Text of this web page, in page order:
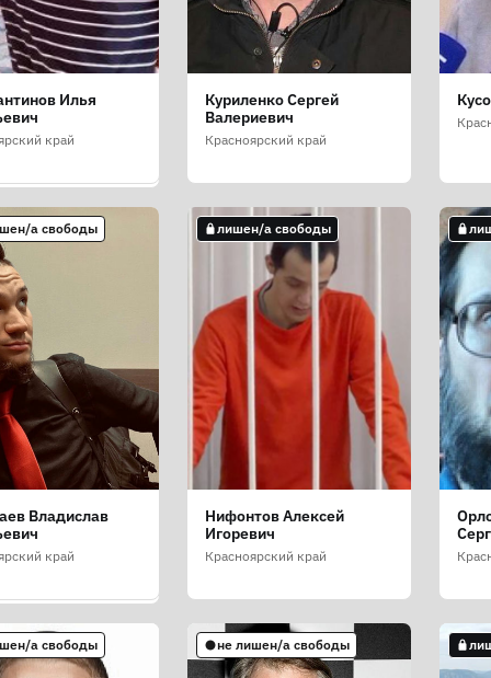
Дмитрий
край
Илья
край
Куриленко Сергей
Валериевич
Красноярский край
а свободы
Роман
край
а свободы
Владислав
край
лишен/а свободы
Нифонтов Алексей
Игоревич
Красноярский край
а свободы
а свободы не лишен/а свободы